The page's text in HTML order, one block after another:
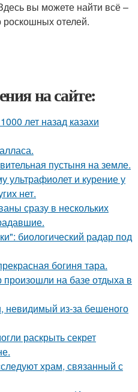
вы можете найти всё –
отелей.
на сайте:
лет назад казахи
пустыня на земле.
ультрафиолет и курение у
нет.
сразу в нескольких
биологический радар под
богиня тара.
на базе отдыха в
невидимый из-за бешеного
раскрыть секрет
храм, связанный с